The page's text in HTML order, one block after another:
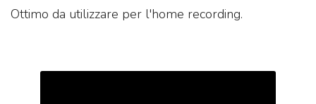
Ottimo da utilizzare per l'home recording.